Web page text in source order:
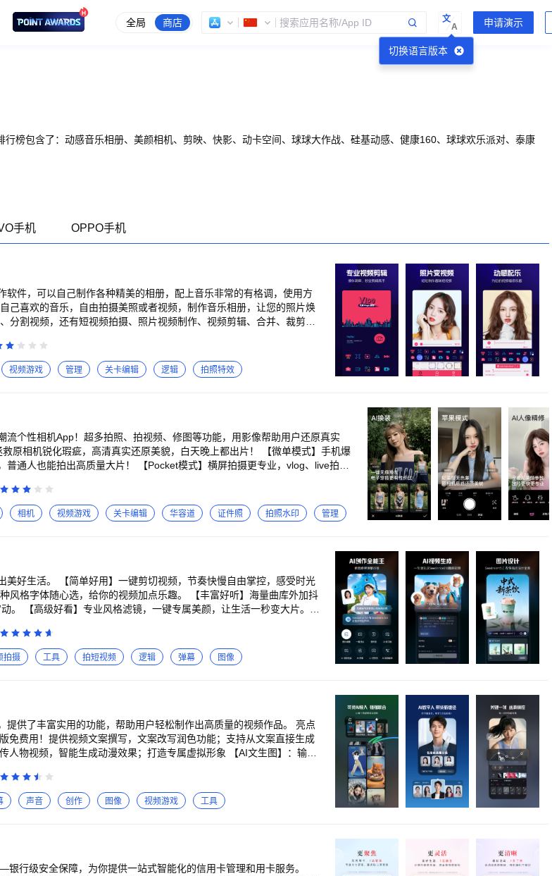
全局 商店
切换语言版本
文
A
榜包含了：动感音乐相册、美颜相机、剪映、快影、动卡空间、球球大作战、硅基动感、健康160、球球欢乐派对、泰康
手机 OPPO手机
软件，可以自己制作各种精美的相册，配上音乐非常的有格调，使用方
己喜欢的音乐，自由拍摄美照或者视频，制作音乐相册，让您的照片焕
分割视频，还有短视频拍摄、照片视频制作、视频剪辑、合并、裁剪、
分钟轻松打造音乐相册，款式多样，凸显照片格调。 让照片动起来，
视频游戏 管理 关卡编辑 逻辑 拍照特效
流个性相机App！超多拍照、拍视频、修图等功能，用影像帮助用户还原真实
通人也能拍出高质量大片！ 【Pocket模式】横屏拍摄更专业，vlog、live拍摄
出，带你梦回千禧年代，拍出满满氛围感~ 【胶片模式】多种热门机型可供选
片～ 【潮流大头贴】电子大头贴机，单格到九格都能拍，还能打印送到家，仪
方式。 【更多模式】还有帮拍模式、合照模式、男生模式等多种拍照模式，满
键减肥、一键增肌、去双下巴、画质提升、AI换背景、AI消除、AI一键美颜、AI
AI写真】AI生成场景妆造，一键生成我的写真！更有博主同款写真、儿童写真、
种主题，轻松实现写真自由！ 【AI玩法】无需关键字，一键穿越漫画世界！黏
次元的新鲜和冲击! —更懂年轻人的自拍流行— 【医美级美
颌线、牙齿矫正等超多美颜参数，0成本get专业医美级美颜！ 【IP跨次元】海
拍就怎么拍！ 【质感妆容】超A质感搭配神仙滤镜，国潮、韩系、日系、in
张自拍都好看！ 【创意贴纸】创意AR贴纸火爆各圈，潮流好玩有质感，超过1
机秒变视频Vlog神器— 【高清专业】4K拍摄模
频像修图一样简单！ 【美颜相机伴侣】手机充当摄像头，直播会议也能使用
我变得更好～
相机 视频游戏 关卡编辑 华容道 证件照 拍照水印 管理
美好生活。 【简单好用】一键剪切视频，节奏快慢自由掌控，感受时光
风格字体随心选，给你的视频加点乐趣。 【丰富好听】海量曲库外加抖
。 【高级好看】专业风格滤镜，一键专属美颜，让生活一秒变大片。 --
拍摄 工具 拍短视频 逻辑 弹幕 图像
供了丰富实用的功能，帮助用户轻松制作出高质量的视频作品。 亮点
免费用！提供视频文案撰写，文案改写润色功能；支持从文案直接生成
人物视频，智能生成动漫效果；打造专属虚拟形象 【AI文生图】：输入
】协助解决运营账号痛点，为创作者推荐源源不断的创作灵感，破解粉
纸、滤镜、画面特效、热梗…海量素材紧跟流行趋势，网感素材一键UP
、裁剪、拼接、倒放、添加常规/曲线/自定义变速、转场、添加封面和片
，让视频更加生动有趣。 多种字幕选择和滤镜、美颜、视频背景、画中
加精美的视频作品。 海量模板涵盖多用户群体的风格选择，一键剪出
声音 创作 图像 视频游戏 工具
行级安全保障，为你提供一站式智能化的信用卡管理和用卡服务。